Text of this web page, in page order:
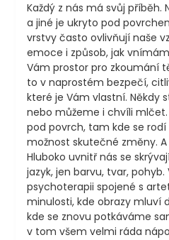
Každý z nás má svůj příběh.
a jiné je ukryto pod
vrstvy často ovlivňují naše
emoce i způsob, jak
Vám prostor pro zkoumání
to v naprostém bezpečí,
které je Vám vlastní. Někdy
nebo můžeme i chvíli
pod povrch, tam kde se
možnost skutečné změny.
Hluboko uvnitř nás se
jazyk, jen barvu, tvar, pohyb.
psychoterapii spojené s
minulosti, kde obrazy mluví
kde se znovu potkáváme
v tom všem velmi ráda